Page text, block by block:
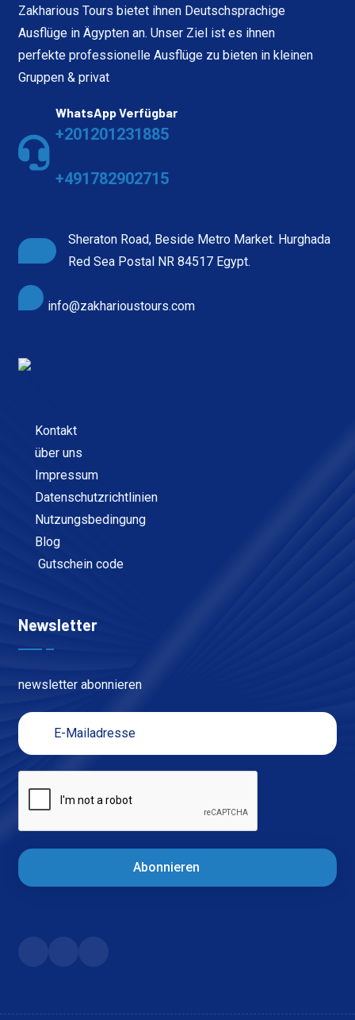
Zakharious Tours bietet ihnen Deutschsprachige
Ausflüge in Ägypten an. Unser Ziel ist es ihnen
perfekte professionelle Ausflüge zu bieten in kleinen
Gruppen & privat
WhatsApp Verfügbar
+201201231885
+491782902715
Sheraton Road, Beside Metro Market. Hurghada
Red Sea Postal NR 84517 Egypt.
info@zakharioustours.com
Kontakt
über uns
Impressum
Datenschutzrichtlinien
Nutzungsbedingung
Blog
Gutschein code
Newsletter
newsletter abonnieren
Abonnieren